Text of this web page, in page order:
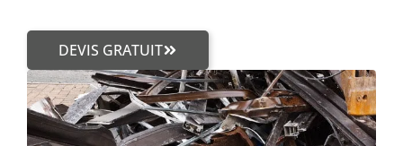
DEVIS GRATUIT